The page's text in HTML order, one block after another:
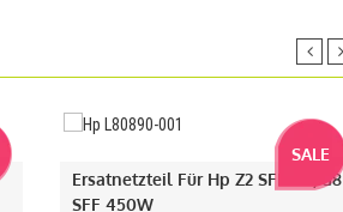
SALE
Ersatnetzteil Für Hp Z2 SFF G5/G8
SFF 450W